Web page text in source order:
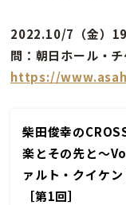
2022.10/7（金）
問：朝日ホール・
https://
柴田俊幸の
楽とその先と〜
ァルト・クイケ
［第1回］